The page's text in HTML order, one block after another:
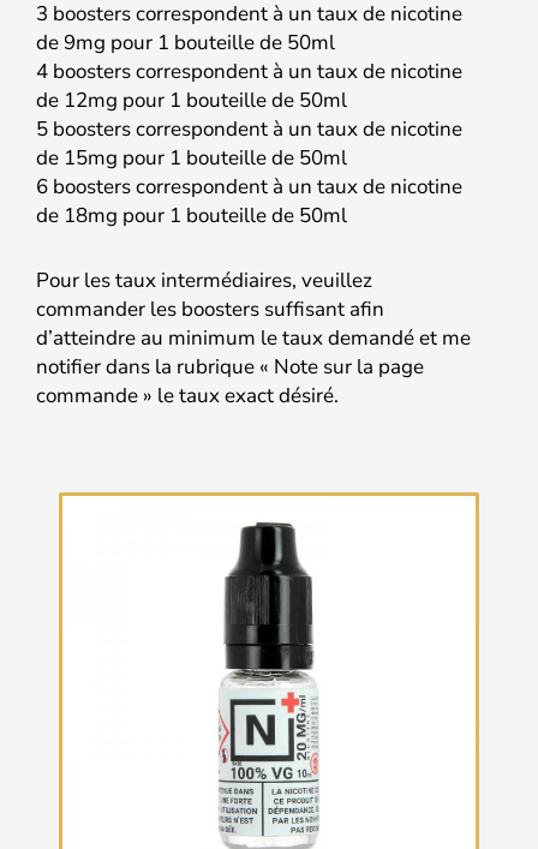
3 boosters correspondent à un taux de nicotine
de 9mg pour 1 bouteille de 50ml
4 boosters correspondent à un taux de nicotine
de 12mg pour 1 bouteille de 50ml
5 boosters correspondent à un taux de nicotine
de 15mg pour 1 bouteille de 50ml
6 boosters correspondent à un taux de nicotine
de 18mg pour 1 bouteille de 50ml
Pour les taux intermédiaires, veuillez
commander les boosters suffisant afin
d’atteindre au minimum le taux demandé et me
notifier dans la rubrique « Note sur la page
commande » le taux exact désiré.